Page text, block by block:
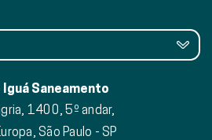
Iguá Saneamento
1400, 5º andar,
São Paulo - SP